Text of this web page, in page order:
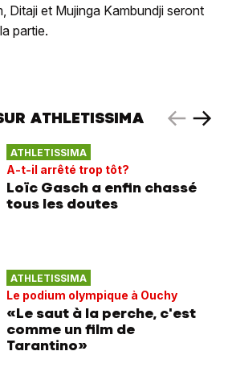
Ditaji et Mujinga Kambundji seront
partie.
ATHLETISSIMA
ATHLETISSIMA
A-t-il arrêté trop tôt?
Loïc Gasch a enfin chassé
tous les doutes
ATHLETISSIMA
Le podium olympique à Ouchy
«Le saut à la perche, c'est
comme un film de
Tarantino»